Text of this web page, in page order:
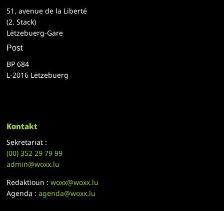
51, avenue de la Liberté
(2. Stack)
Lëtzebuerg-Gare
Post
BP 684
L-2016 Lëtzebuerg
Kontakt
Sekretariat :
(00)352 29 79 99
admin@woxx.lu
Redaktioun :woxx@woxx.lu
Agenda :agenda@woxx.lu